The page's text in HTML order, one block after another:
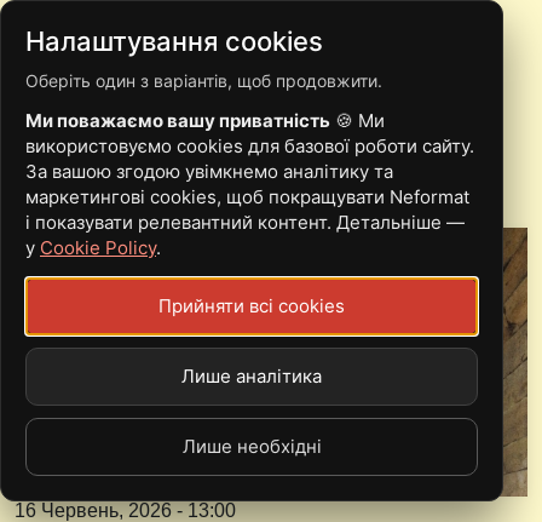
DEDDOM І PAXIT
ВИПУСТИЛИ СПЛІТ
16 Червень, 2026 - 13:00
Налаштування cookies
Оберіть один з варіантів, щоб продовжити.
Ми поважаємо вашу приватність 🍪 Ми
використовуємо cookies для базової роботи сайту.
За вашою згодою увімкнемо аналітику та
маркетингові cookies, щоб покращувати Neformat
і показувати релевантний контент. Детальніше —
у Cookie Policy.
Прийняти всі cookies
Лише аналітика
Лише необхідні